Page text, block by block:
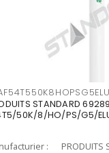
STANDARD
50K/8/HO/PS/G5/
:
PRODUITS